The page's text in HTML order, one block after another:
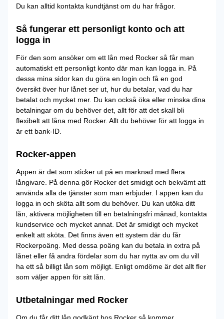
Du kan alltid kontakta kundtjänst om du har frågor.
Så fungerar ett personligt konto och att
logga in
För den som ansöker om ett lån med Rocker så får man
automatiskt ett personligt konto där man kan logga in. På
dessa mina sidor kan du göra en login och få en god
översikt över hur lånet ser ut, hur du betalar, vad du har
betalat och mycket mer. Du kan också öka eller minska dina
betalningar om du behöver det, allt för att det skall bli
flexibelt att låna med Rocker. Allt du behöver för att logga in
är ett bank-ID.
Rocker-appen
Appen är det som sticker ut på en marknad med flera
långivare. På denna gör Rocker det smidigt och bekvämt att
använda alla de tjänster som man erbjuder. I appen kan du
logga in och sköta allt som du behöver. Du kan utöka ditt
lån, aktivera möjligheten till en betalningsfri månad, kontakta
kundservice och mycket annat. Det är smidigt och mycket
enkelt att sköta. Det finns även ett system där du får
Rockerpoäng. Med dessa poäng kan du betala in extra på
lånet eller få andra fördelar som du har nytta av om du vill
ha ett så billigt lån som möjligt. Enligt omdöme är det allt fler
som väljer appen för sitt lån.
Utbetalningar med Rocker
Om du får ditt lån godkänt hos Rocker så kommer